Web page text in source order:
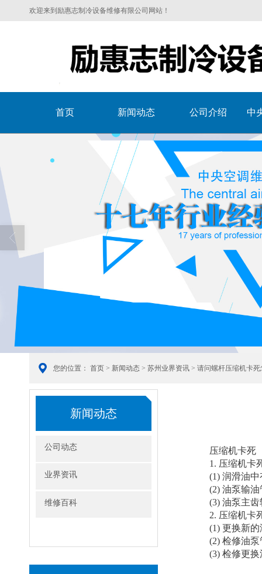
欢迎来到励惠志制冷设备维修有限公司网站！
首页 新闻动态 公司介绍 中
您的位置： 首页 > 新闻动态 > 苏州业界资讯 > 请问螺杆压缩机卡死
新闻动态
公司动态
业界资讯
维修百科
压缩机卡死
1. 压缩机卡
(1) 润滑油
(2) 油泵输
(3) 油泵主
2. 压缩机卡
(1) 更换新
(2) 检修油泵
(3) 检修更